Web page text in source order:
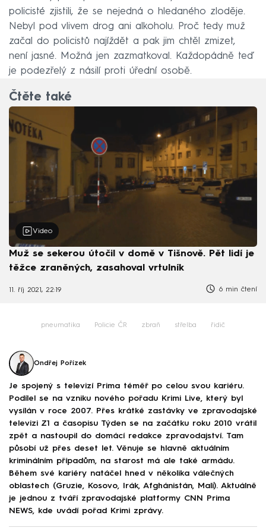
policisté zjistili, že se nejedná o hledaného zloděje.
Nebyl pod vlivem drog ani alkoholu. Proč tedy muž
začal do policistů najíždět a pak jim chtěl zmizet,
není jasné. Možná jen zazmatkoval. Každopádně teď
je podezřelý z násilí proti úřední osobě.
Čtěte také
Video
Muž se sekerou útočil v domě v Tišnově. Pět lidí je
těžce zraněných, zasahoval vrtulník
11. říj 2021, 22:19 6 min čtení
pneumatika Policie ČR zbraň střelba řidič
Ondřej Pořízek
Je spojený s televizí Prima téměř po celou svou kariéru.
Podílel se na vzniku nového pořadu Krimi Live, který byl
vysílán v roce 2007. Přes krátké zastávky ve zpravodajské
televizi Z1 a časopisu Týden se na začátku roku 2010 vrátil
zpět a nastoupil do domácí redakce zpravodajství. Tam
působí už přes deset let. Věnuje se hlavně aktuálním
kriminálním případům, na starost má ale také armádu.
Během své kariéry natáčel hned v několika válečných
oblastech (Gruzie, Kosovo, Irák, Afghánistán, Mali). Aktuálně
je jednou z tváří zpravodajské platformy CNN Prima
NEWS, kde uvádí pořad Krimi zprávy.